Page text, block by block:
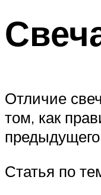
Отличие
том, как
Статья по